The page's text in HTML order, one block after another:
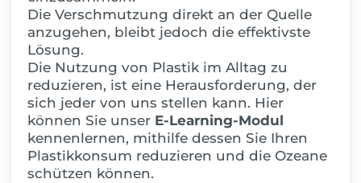
Die Verschmutzung direkt an der Quelle
anzugehen, bleibt jedoch die effektivste
Lösung.
Die Nutzung von Plastik im Alltag zu
reduzieren, ist eine Herausforderung, der
sich jeder von uns stellen kann. Hier
können Sie unser E-Learning-Modul
kennenlernen, mithilfe dessen Sie Ihren
Plastikkonsum reduzieren und die Ozeane
schützen können.